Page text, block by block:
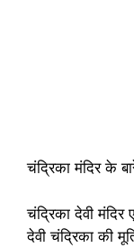
चंद्रिका मंदिर के
चंद्रिका देवी मंदिर
देवी चंद्रिका की